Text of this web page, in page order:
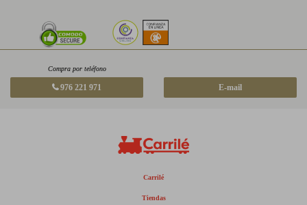
Compra por teléfono
976 221 971 E-mail
Carrilé
Tiendas